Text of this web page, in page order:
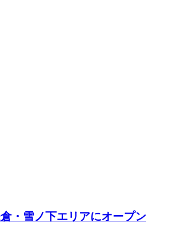
・雪ノ下エリアにオープン